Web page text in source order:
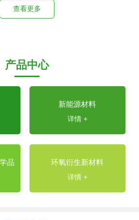
查看更多
产品中心
新能源材料
详情 +
品 环氧衍生新材料
详情 +